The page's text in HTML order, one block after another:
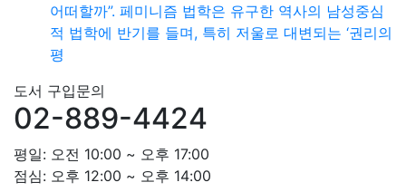
어떠할까”. 페미니즘 법학은 유구한 역사의 남성중심
적 법학에 반기를 들며, 특히 저울로 대변되는 ‘권리의
평
도서 구입문의
02-889-4424
평일: 오전 10:00 ~ 오후 17:00
점심: 오후 12:00 ~ 오후 14:00